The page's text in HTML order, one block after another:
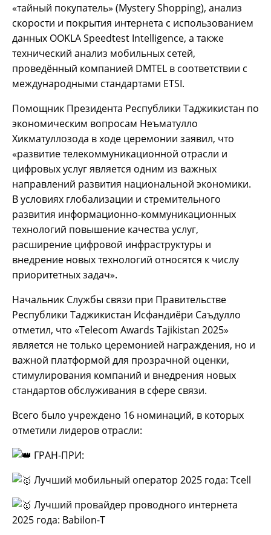
«тайный покупатель» (Mystery Shopping), анализ
скорости и покрытия интернета с использованием
данных OOKLA Speedtest Intelligence, а также
технический анализ мобильных сетей,
проведённый компанией DMTEL в соответствии с
международными стандартами ETSI.
Помощник Президента Республики Таджикистан по
экономическим вопросам Неъматулло
Хикматуллозода в ходе церемонии заявил, что
«развитие телекоммуникационной отрасли и
цифровых услуг является одним из важных
направлений развития национальной экономики.
В условиях глобализации и стремительного
развития информационно-коммуникационных
технологий повышение качества услуг,
расширение цифровой инфраструктуры и
внедрение новых технологий относятся к числу
приоритетных задач».
Начальник Службы связи при Правительстве
Республики Таджикистан Исфандиёри Саъдулло
отметил, что «Telecom Awards Tajikistan 2025»
является не только церемонией награждения, но и
важной платформой для прозрачной оценки,
стимулирования компаний и внедрения новых
стандартов обслуживания в сфере связи.
Всего было учреждено 16 номинаций, в которых
отметили лидеров отрасли:
ГРАН-ПРИ:
Лучший мобильный оператор 2025 года: Tcell
Лучший провайдер проводного интернета
2025 года: Babilon-T